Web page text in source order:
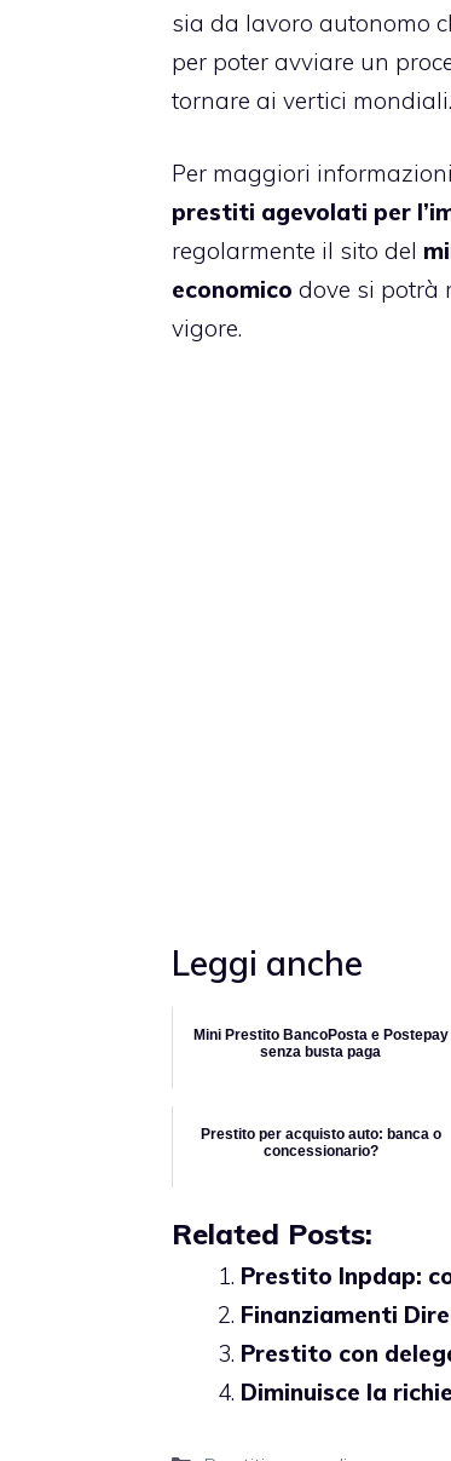
sia da lavoro autonomo
per poter avviare un
tornare ai vertici mondiali.
Per maggiori
prestiti agevolati per
regolarmente il sito del
economico dove si potrà
vigore.
Leggi anche
Mini Prestito BancoPosta e Postepay
senza busta paga
Prestito per acquisto auto: banca o
concessionario?
Related Posts:
Prestito Inpdap:
Finanziamenti
Prestito con
Diminuisce la